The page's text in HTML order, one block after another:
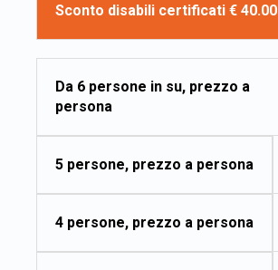
Sconto disabili certificati € 40.00
Da 6 persone in su, prezzo a
persona
5 persone, prezzo a persona
4 persone, prezzo a persona